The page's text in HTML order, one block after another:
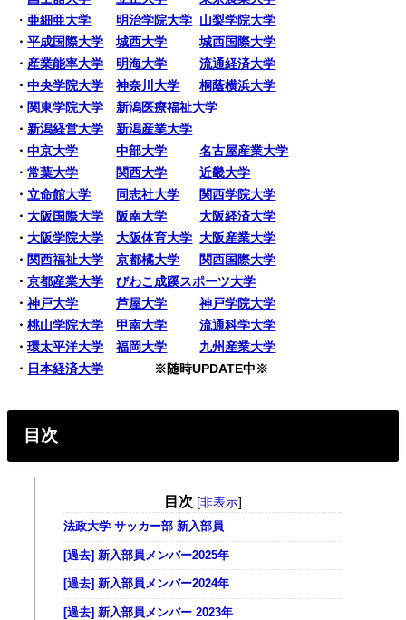
・ 亜細亜大学 明治学院大学 山梨学院大学
・平成国際大学 城西大学
城西国際大学
・ 産業能率大学 明海大学
流通経済大学
・中央学院大学 神奈川大学
桐蔭横浜大学
・ 関東学院大学
新潟医療福祉大学
・ 新潟経営大学
新潟産業大学
・中京大学 中部大学
名古屋産業大学
・常葉大学 関西大学
近畿大学
・立命館大学 同志社大学
関西学院大学
・大阪国際大学 阪南大学
大阪経済大学
・大阪学院大学 大阪体育大学 大阪産業大学
・ 関西福祉大学 京都橘大学
関西国際大学
・京都産業大学
びわこ成蹊スポーツ大学
・神戸大学 芦屋大学
神戸学院大学
・桃山学院大学 甲南大学
流通科学大学
・環太平洋大学 福岡大学
九州産業大学
・ 日本経済大学 ※随時UPDATE中※
目次
目次 [非表示]
法政大学 サッカー部 新入部員
[過去] 新入部員メンバー2025年
[過去] 新入部員メンバー2024年
[過去] 新入部員メンバー 2023年